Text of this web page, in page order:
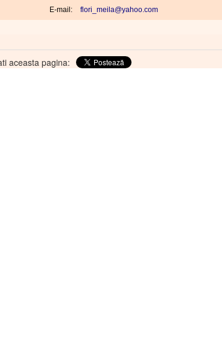
E-mail:
flori_meila@yahoo.com
aceasta pagina: